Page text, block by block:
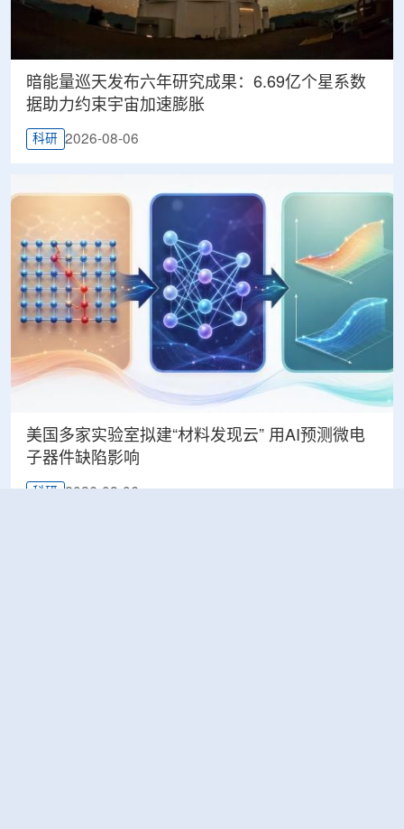
暗能量巡天发布六年研究成果：6.69亿个星系数
据助力约束宇宙加速膨胀
科研 2026-08-06
美国多家实验室拟建“材料发现云” 用AI预测微电
子器件缺陷影响
科研 2026-08-06